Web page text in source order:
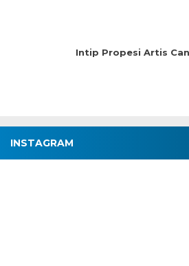
Intip Propesi Artis
INSTAGRAM